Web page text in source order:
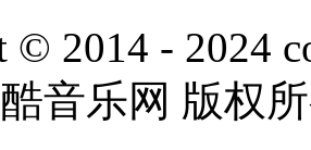
© 2014 - 2024
酷音乐网 版权